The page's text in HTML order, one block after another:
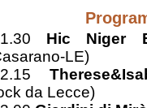
Hic Niger
LE)
da Lecce)